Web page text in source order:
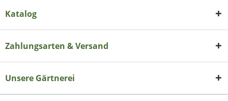
Katalog
Zahlungsarten & Versand
Unsere Gärtnerei